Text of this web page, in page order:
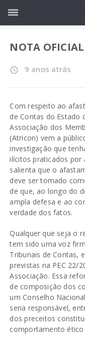
NOTA OFICIAL
access_time 9 anos atrás
Com respeito ao
de Contas do Estado
Associação dos
(Atricon) vem a
investigação que
ilícitos praticados por
salienta que o
deve ser tomado
de que, ao longo do
ampla defesa e ao
verdade dos fatos.
Qualquer que seja o
tem sido uma voz
Tribunais de Contas,
previstas na PEC 22/
Associação. Essa
de composição dos
um Conselho
seria responsável,
dos preceitos
comportamento ético